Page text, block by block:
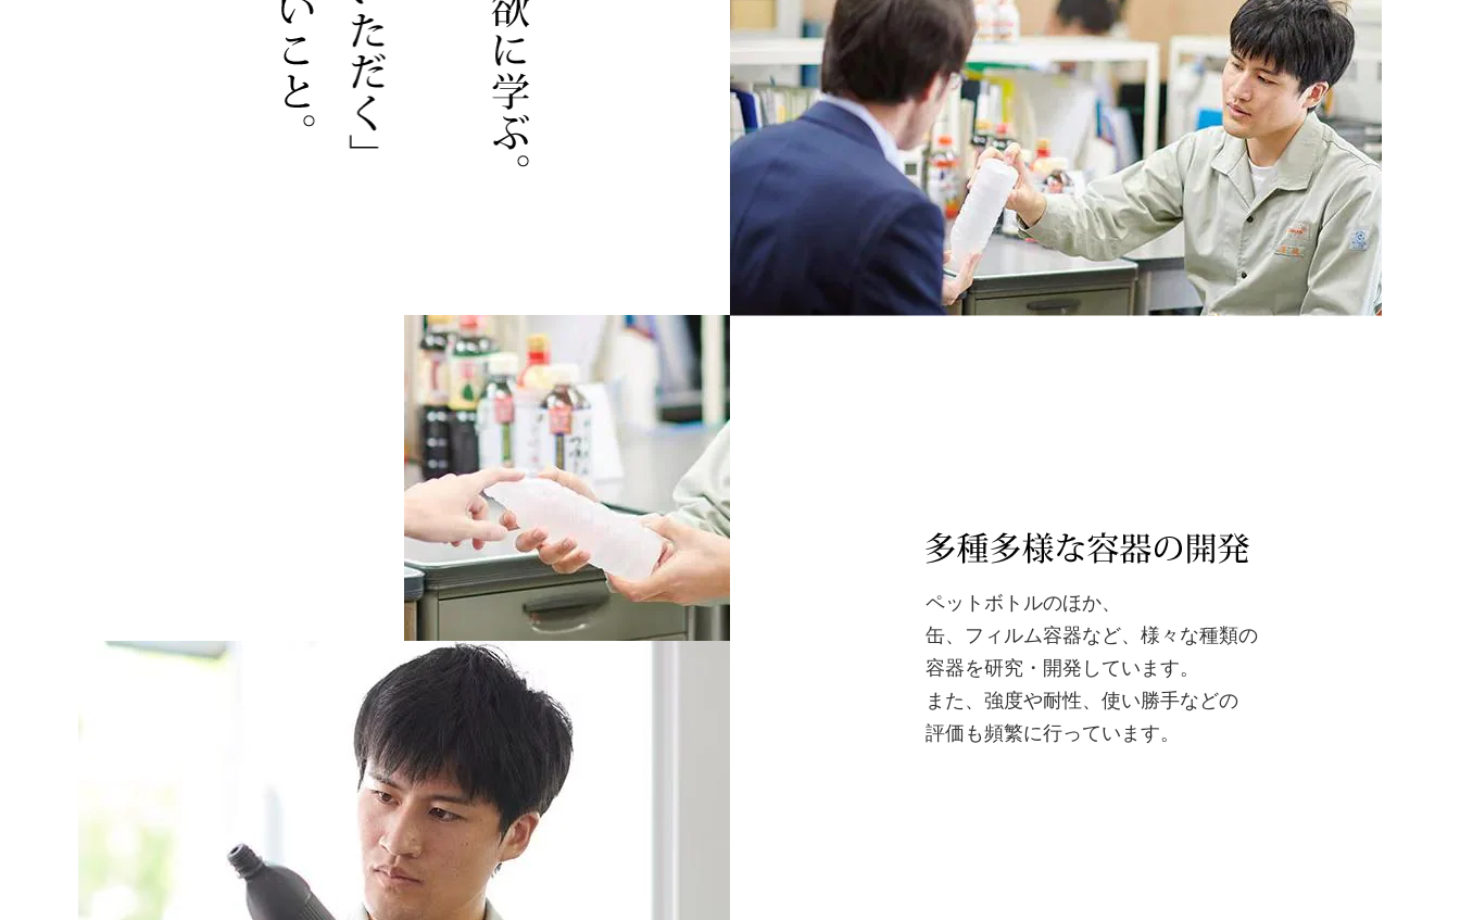
ペットボトルのほか、
缶、フィルム容器など、様々な種類の
容器を研究・開発しています。
また、強度や耐性、使い勝手などの
評価も頻繁に行っています。